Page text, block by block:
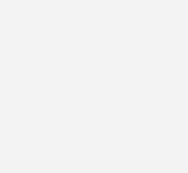
Tätigkeiten klar erkannt
wichtig. Wie viel mehr Licht
DIN EN 12464-1
gesucht, die für den
modifizierte Wartungswert der